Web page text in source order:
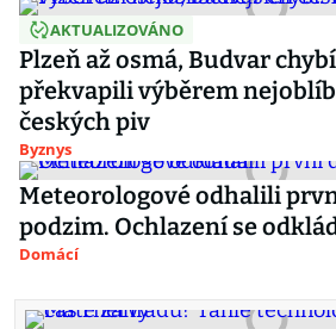
AKTUALIZOVÁNO
Plzeň až osmá, Budvar
překvapili výběrem
českých piv
Byznys
Meteorologové odhalili
podzim. Ochlazení se
Domácí